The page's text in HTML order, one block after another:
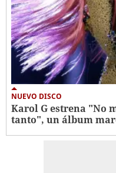
NUEVO DISCO
Karol G estrena "No
tanto", un álbum